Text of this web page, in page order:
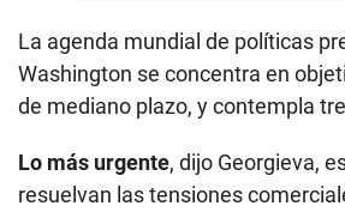
La agenda mundial de políticas
Washington se concentra en
de mediano plazo, y contempla
Lo más urgente, dijo Georgieva,
resuelvan las tensiones